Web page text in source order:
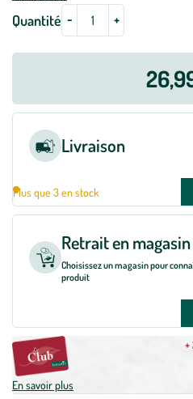
Quantité - +
Livraison
Plus que 3 en stock
Retrait en magasin
Choisissez un magasin pour
produit
+
En savoir plus